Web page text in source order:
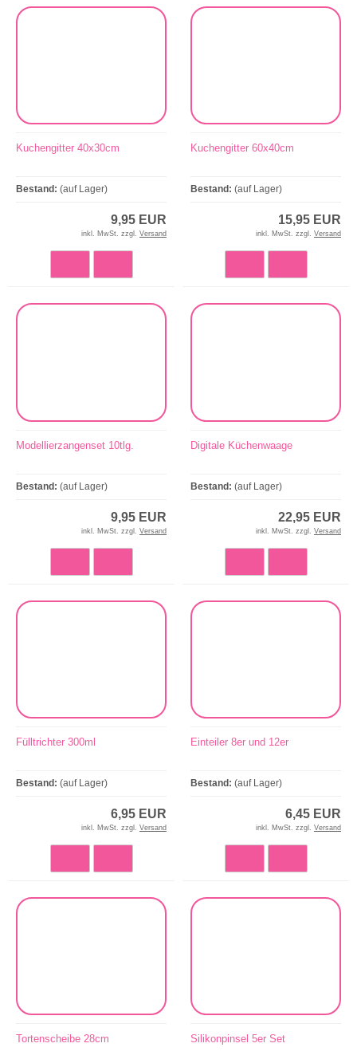
Kuchengitter 40x30cm
Bestand: (auf Lager)
9,95 EUR
inkl. MwSt. zzgl. Versand
Kuchengitter 60x40cm
Bestand: (auf Lager)
15,95 EUR
inkl. MwSt. zzgl. Versand
Modellierzangenset 10tlg.
Bestand: (auf Lager)
9,95 EUR
inkl. MwSt. zzgl. Versand
Digitale Küchenwaage
Bestand: (auf Lager)
22,95 EUR
inkl. MwSt. zzgl. Versand
Fülltrichter 300ml
Bestand: (auf Lager)
6,95 EUR
inkl. MwSt. zzgl. Versand
Einteiler 8er und 12er
Bestand: (auf Lager)
6,45 EUR
inkl. MwSt. zzgl. Versand
Tortenscheibe 28cm Silikonpinsel 5er Set